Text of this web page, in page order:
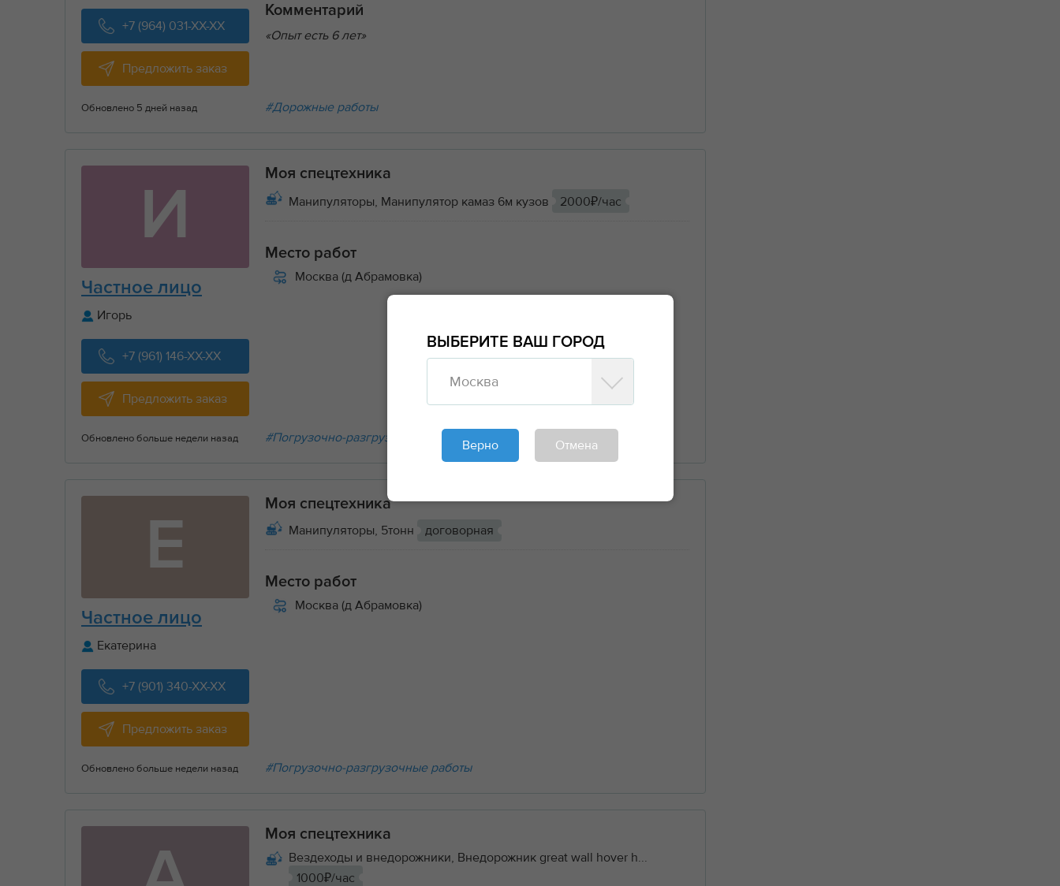
+7 (964) 031-XX-XX
Предложить заказ
Обновлено 5 дней назад
Комментарий
«Опыт есть 6 лет»
#Дорожные работы
И
Частное лицо
Игорь
+7 (961) 146-XX-XX
Предложить заказ
Обновлено больше недели назад
Моя спецтехника
Манипуляторы, Манипулятор камаз 6м кузов
2000₽/час
Место работ
Москва (д Абрамовка)
#Погрузочно-разгрузочные работы
Е
Частное лицо
Екатерина
+7 (901) 340-XX-XX
Предложить заказ
Обновлено больше недели назад
Моя спецтехника
Манипуляторы, 5тонн
договорная
Место работ
Москва (д Абрамовка)
#Погрузочно-разгрузочные работы
Моя спецтехника
Вездеходы и внедорожники, Внедорожник great wall hover h...
1000₽/час
ВЫБЕРИТЕ ВАШ ГОРОД
Москва
Верно Отмена